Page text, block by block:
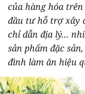
DU LỊCH
THẾ GIỚI
THỂ THAO
GIÁO DỤC
của hàng hóa
đầu tư hỗ trợ xây
chỉ dẫn địa lý...
sản phẩm đặc
đình làm ăn hiệu